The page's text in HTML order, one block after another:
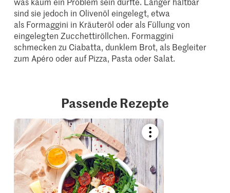
sind sie jedoch in Olivenöl eingelegt, etwa
als Formaggini in Kräuteröl oder als Füllung von
eingelegten Zucchettiröllchen. Formaggini
schmecken zu Ciabatta, dunklem Brot, als Begleiter
zum Apéro oder auf Pizza, Pasta oder Salat.
Passende Rezepte
Bookmark
recipe
add
it
to
your
collections.